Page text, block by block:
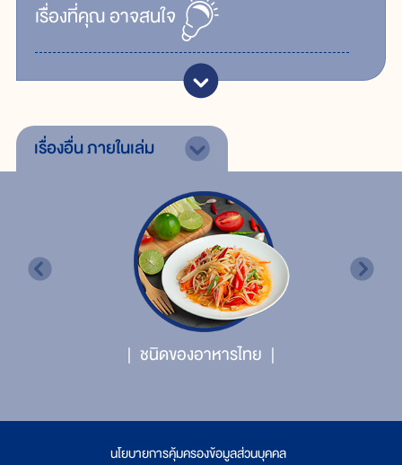
เรื่ิองที่คุณอาจสนใจ
เรื่องอื่นภายในเล่ม
ชนิดของอาหารไทย
นโยบายการคุ้มครองข้อมูลส่วนบุคคล